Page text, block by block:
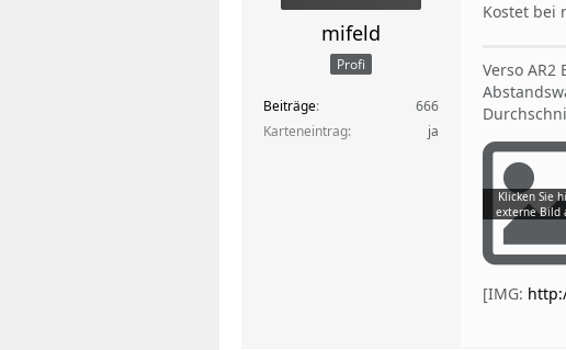
mifeld
Profi
Beiträge
666
Karteneintrag
ja
Kostet bei
Verso
[IMG: